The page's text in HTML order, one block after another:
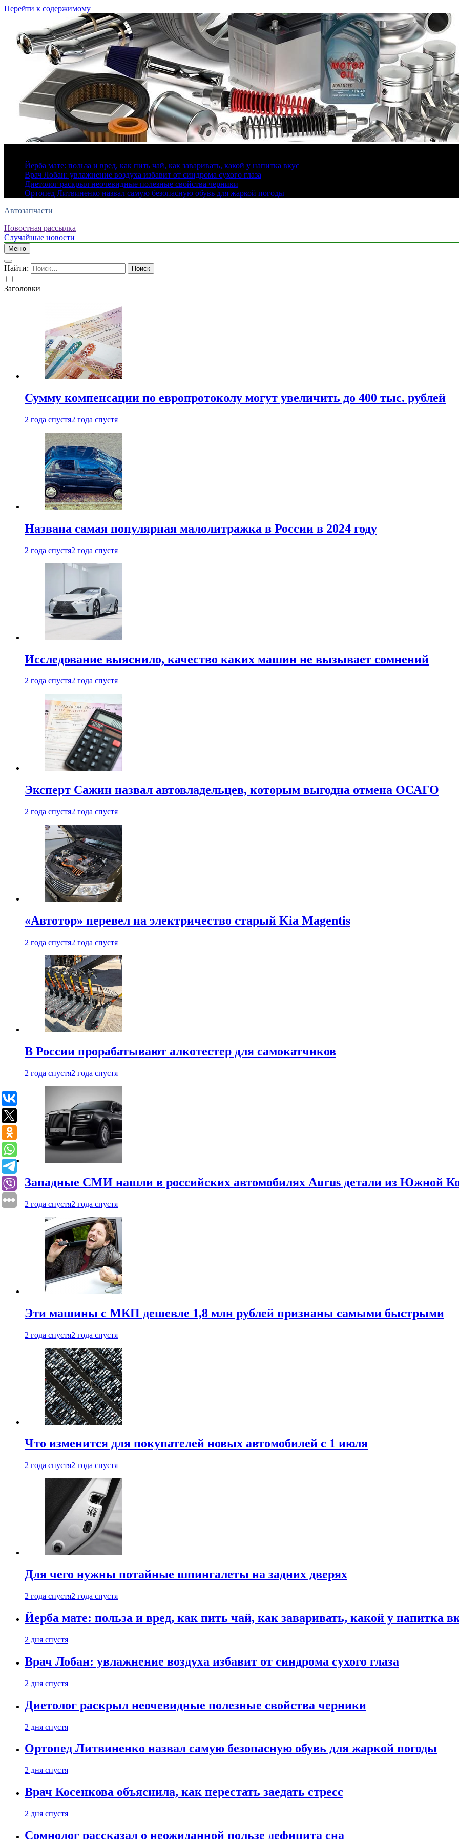
Перейти к содержимому
Йерба мате: польза и вред, как пить чай, как заваривать, какой у напитка вкус
Врач Лобан: увлажнение воздуха избавит от синдрома сухого глаза
Диетолог раскрыл неочевидные полезные свойства черники
Ортопед Литвиненко назвал самую безопасную обувь для жаркой погоды
Автозапчасти
Новостная рассылка
Случайные новости
Меню
Найти:
Заголовки
Сумму компенсации по европротоколу могут увеличить до 400 тыс. рублей
2 года спустя2 года спустя
Названа самая популярная малолитражка в России в 2024 году
2 года спустя2 года спустя
Исследование выяснило, качество каких машин не вызывает сомнений
2 года спустя2 года спустя
Эксперт Сажин назвал автовладельцев, которым выгодна отмена ОСАГО
2 года спустя2 года спустя
«Автотор» перевел на электричество старый Kia Magentis
2 года спустя2 года спустя
В России прорабатывают алкотестер для самокатчиков
2 года спустя2 года спустя
Западные СМИ нашли в российских автомобилях Aurus детали из Южной
2 года спустя2 года спустя
Эти машины с МКП дешевле 1,8 млн рублей признаны самыми быстрыми
2 года спустя2 года спустя
Что изменится для покупателей новых автомобилей с 1 июля
2 года спустя2 года спустя
Для чего нужны потайные шпингалеты на задних дверях
2 года спустя2 года спустя
Йерба мате: польза и вред, как пить чай, как заваривать, какой у напитка
2 дня спустя
Врач Лобан: увлажнение воздуха избавит от синдрома сухого глаза
2 дня спустя
Диетолог раскрыл неочевидные полезные свойства черники
2 дня спустя
Ортопед Литвиненко назвал самую безопасную обувь для жаркой погоды
2 дня спустя
Врач Косенкова объяснила, как перестать заедать стресс
2 дня спустя
Сомнолог рассказал о неожиданной пользе дефицита сна